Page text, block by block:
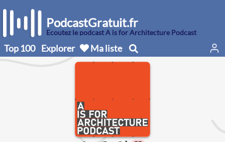
PodcastGratuit.fr
Écoutez le podcast A is for Architecture Podcast
Top 100 Explorer Ma liste